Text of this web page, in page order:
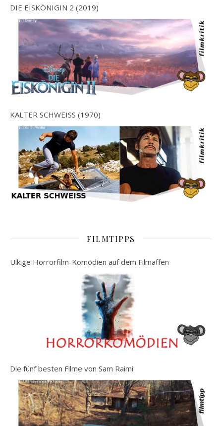
DIE EISKÖNIGIN 2 (2019)
KALTER SCHWEISS (1970)
FILMTIPPS
Ulkige Horrorfilm-Komödien auf dem Filmaffen
Die fünf besten Filme von Sam Raimi